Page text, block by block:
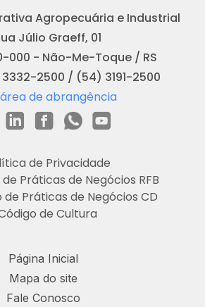
Agropecuária e Industrial
Júlio Graeff, 01
000 - Não-Me-Toque / RS
2500 / (54) 3191-2500
de abrangência
de Privacidade
Práticas de Negócios RFB
Práticas de Negócios CD
de Cultura
Página Inicial
Mapa do site
Fale Conosco